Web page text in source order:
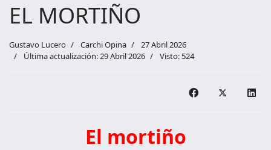
EL MORTIÑO
Gustavo Lucero Carchi Opina
27 Abril 2026
Última actualización: 29 Abril 2026
Visto: 524
El mortiño